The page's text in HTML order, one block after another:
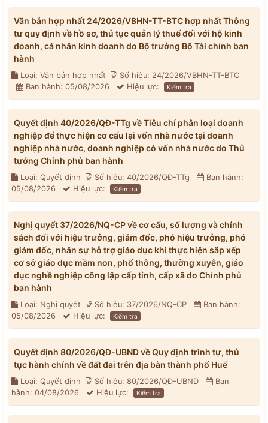
Văn bản hợp nhất 24/2026/VBHN-TT-BTC hợp nhất Thông
tư quy định về hồ sơ, thủ tục quản lý thuế đối với hộ kinh
doanh, cá nhân kinh doanh do Bộ trưởng Bộ Tài chính ban
hành
Loại: Văn bản hợp nhất
Số hiệu: 24/2026/VBHN-TT-BTC
Ban hành: 05/08/2026
Hiệu lực: Kiểm tra
Quyết định 40/2026/QĐ-TTg về Tiêu chí phân loại doanh
nghiệp để thực hiện cơ cấu lại vốn nhà nước tại doanh
nghiệp nhà nước, doanh nghiệp có vốn nhà nước do Thủ
tướng Chính phủ ban hành
Loại: Quyết định Số hiệu: 40/2026/QĐ-TTg
Ban hành:
05/08/2026
Hiệu lực: Kiểm tra
Nghị quyết 37/2026/NQ-CP về cơ cấu, số lượng và chính
sách đối với hiệu trưởng, giám đốc, phó hiệu trưởng, phó
giám đốc, nhân sự hỗ trợ giáo dục khi thực hiện sắp xếp
cơ sở giáo dục mầm non, phổ thông, thường xuyên, giáo
dục nghề nghiệp công lập cấp tỉnh, cấp xã do Chính phủ
ban hành
Loại: Nghị quyết Số hiệu: 37/2026/NQ-CP
Ban hành:
05/08/2026
Hiệu lực: Kiểm tra
Quyết định 80/2026/QĐ-UBND về Quy định trình tự, thủ
tục hành chính về đất đai trên địa bàn thành phố Huế
Loại: Quyết định Số hiệu: 80/2026/QĐ-UBND
Ban
hành: 04/08/2026
Hiệu lực: Kiểm tra